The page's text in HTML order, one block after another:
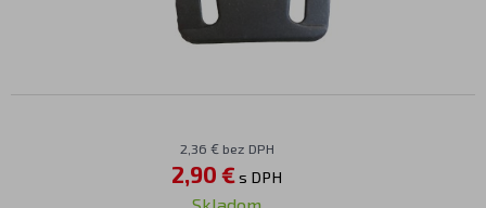
2,36 € bez DPH
2,90 €s DPH